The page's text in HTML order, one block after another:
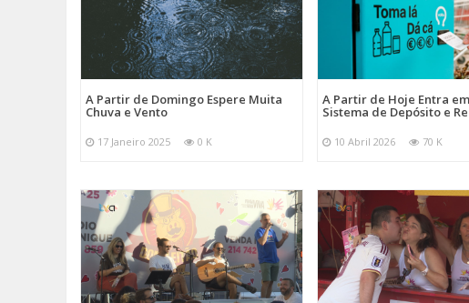
A Partir de Domingo Espere Muita
Chuva e Vento
17 Janeiro 2025 0 K
A Partir de Hoje Entra
Sistema de Depósito e
10 Abril 2026 70 K